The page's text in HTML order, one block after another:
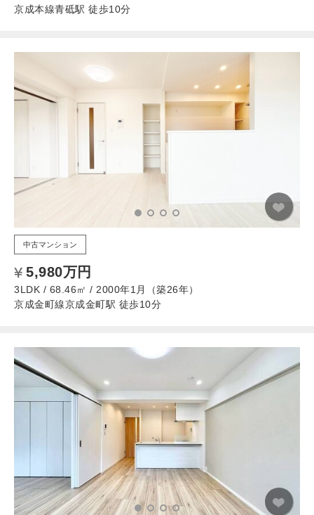
京成本線青砥駅 徒歩10分
中古マンション
5,980万円
3LDK / 68.46㎡ / 2000年1月（築26年）
京成金町線京成金町駅 徒歩10分